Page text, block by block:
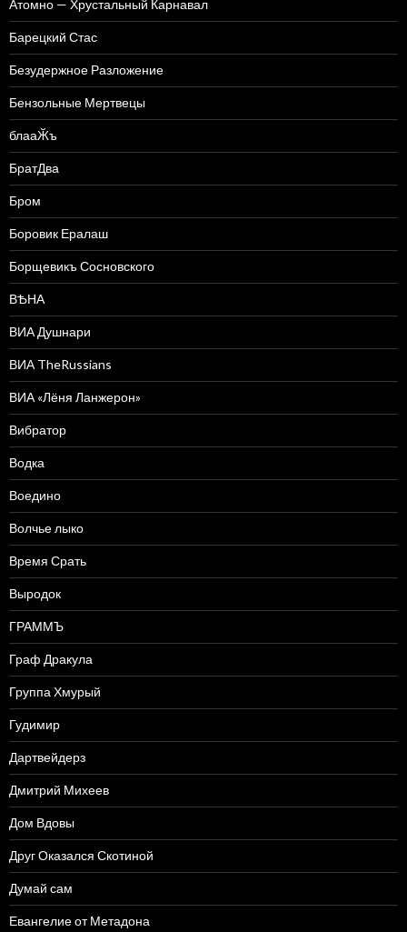
Атомно — Хрустальный Карнавал
Барецкий Стас
Безудержное Разложение
Бензольные Мертвецы
блааӁъ
БратДва
Бром
Боровик Ералаш
Борщевикъ Сосновского
ВѢНА
ВИА Душнари
ВИА TheRussians
ВИА «Лёня Ланжерон»
Вибратор
Водка
Воедино
Волчье лыко
Время Срать
Выродок
ГРАММЪ
Граф Дракула
Группа Хмурый
Гудимир
Дартвейдерз
Дмитрий Михеев
Дом Вдовы
Друг Оказался Скотиной
Думай сам
Евангелие от Метадона